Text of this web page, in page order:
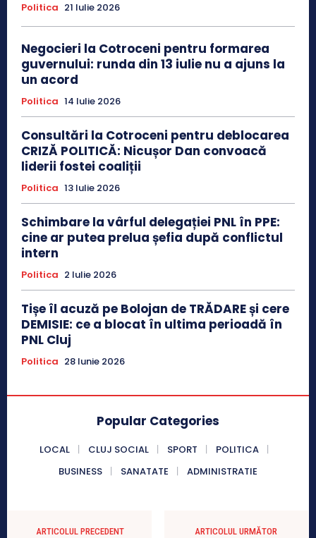
Politica 21 Iulie 2026
Negocieri la Cotroceni pentru formarea
guvernului: runda din 13 iulie nu a ajuns la
un acord
Politica 14 Iulie 2026
Consultări la Cotroceni pentru deblocarea
CRIZĂ POLITICĂ: Nicușor Dan convoacă
liderii fostei coaliții
Politica 13 Iulie 2026
Schimbare la vârful delegației PNL în PPE:
cine ar putea prelua șefia după conflictul
intern
Politica 2 Iulie 2026
Tișe îl acuză pe Bolojan de TRĂDARE și cere
DEMISIE: ce a blocat în ultima perioadă în
PNL Cluj
Politica 28 Iunie 2026
Popular Categories
LOCAL CLUJ SOCIAL SPORT
POLITICA
BUSINESS
SANATATE ADMINISTRATIE
ARTICOLUL PRECEDENT ARTICOLUL URMĂTOR